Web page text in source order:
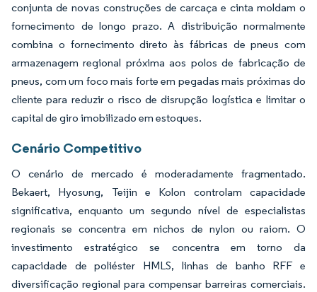
conjunta de novas construções de carcaça e cinta moldam o
fornecimento de longo prazo. A distribuição normalmente
combina o fornecimento direto às fábricas de pneus com
armazenagem regional próxima aos polos de fabricação de
pneus, com um foco mais forte em pegadas mais próximas do
cliente para reduzir o risco de disrupção logística e limitar o
capital de giro imobilizado em estoques.
Cenário Competitivo
O cenário de mercado é moderadamente fragmentado.
Bekaert, Hyosung, Teijin e Kolon controlam capacidade
significativa, enquanto um segundo nível de especialistas
regionais se concentra em nichos de nylon ou raiom. O
investimento estratégico se concentra em torno da
capacidade de poliéster HMLS, linhas de banho RFF e
diversificação regional para compensar barreiras comerciais.